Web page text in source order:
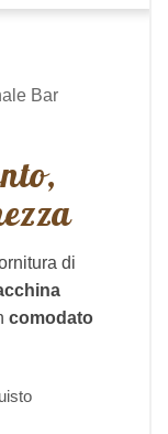
di
comodato